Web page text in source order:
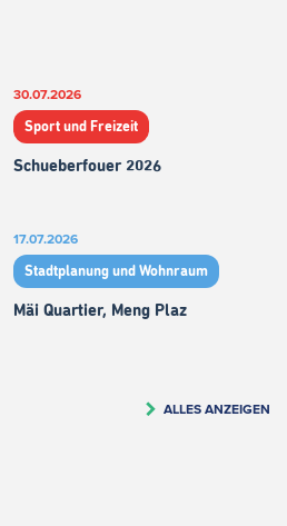
30.07.2026
Sport und Freizeit
Schueberfouer 2026
17.07.2026
Stadtplanung und Wohnraum
Mäi Quartier, Meng Plaz
ALLES ANZEIGEN